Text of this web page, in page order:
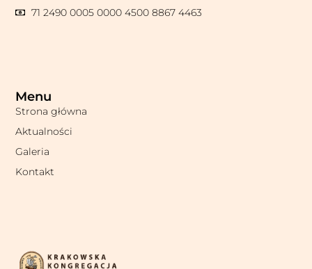
Menu
Strona główna
Aktualności
Galeria
Kontakt
71 2490 0005 0000 4500 8867 4463